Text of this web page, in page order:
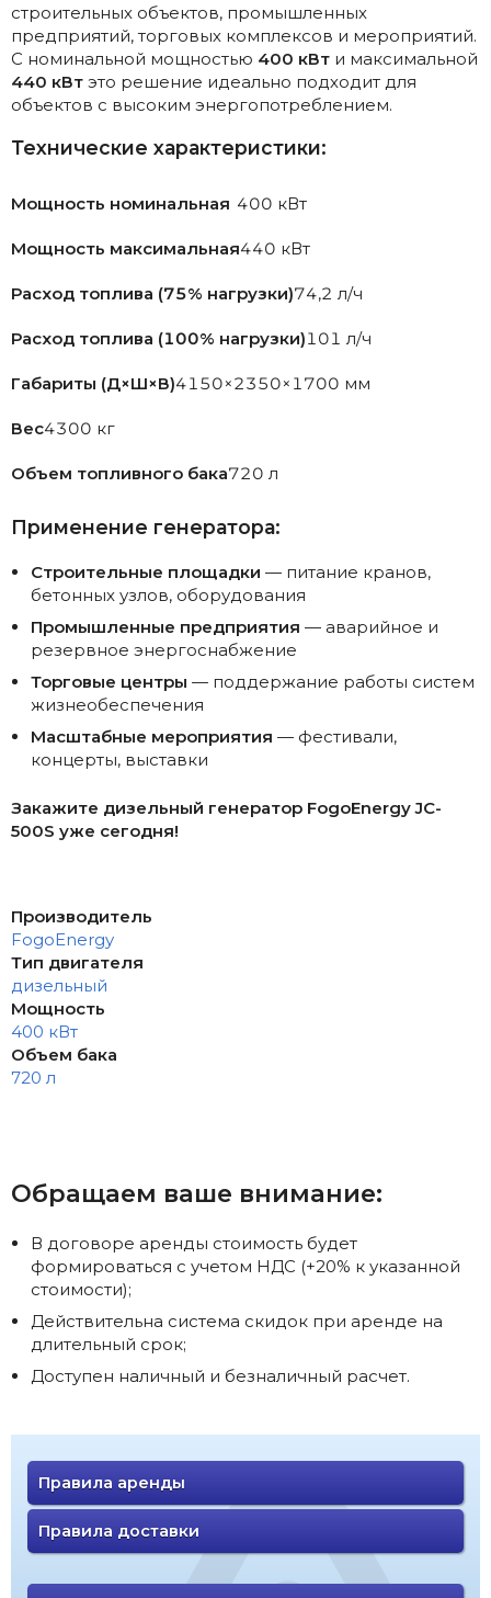
строительных объектов, промышленных
предприятий, торговых комплексов и мероприятий.
С номинальной мощностью 400 кВт и максимальной
440 кВт это решение идеально подходит для
объектов с высоким энергопотреблением.
Технические характеристики:
Мощность номинальная 400 кВт
Мощность максимальная440 кВт
Расход топлива (75% нагрузки)74,2 л/ч
Расход топлива (100% нагрузки)101 л/ч
Габариты (Д×Ш×В)4150×2350×1700 мм
Вес4300 кг
Объем топливного бака720 л
Применение генератора:
Строительные площадки — питание кранов,
бетонных узлов, оборудования
Промышленные предприятия — аварийное и
резервное энергоснабжение
Торговые центры — поддержание работы систем
жизнеобеспечения
Масштабные мероприятия — фестивали,
концерты, выставки
Закажите дизельный генератор FogoEnergy JC-
500S уже сегодня!
Производитель
FogoEnergy
Тип двигателя
дизельный
Мощность
400 кВт
Объем бака
720 л
Обращаем ваше внимание:
В договоре аренды стоимость будет
формироваться с учетом НДС (+20% к указанной
стоимости);
Действительна система скидок при аренде на
длительный срок;
Доступен наличный и безналичный расчет.
Правила аренды
Правила доставки